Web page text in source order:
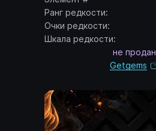
Ранг редкости:
Очки редкости:
Шкала редкости:
не продан
Getgems